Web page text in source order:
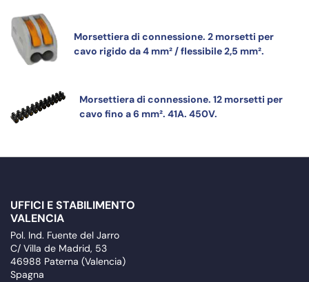
Morsettiera di connessione. 2 morsetti per
cavo rigido da 4 mm² / flessibile 2,5 mm².
Morsettiera di connessione. 12 morsetti per
cavo fino a 6 mm². 41A. 450V.
UFFICI E STABILIMENTO
VALENCIA
Pol. Ind. Fuente del Jarro
C/ Villa de Madrid, 53
46988 Paterna (Valencia)
Spagna